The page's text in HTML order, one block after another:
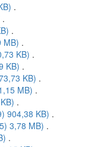
.
.
.
MB) .
KB) .
KB) .
KB) .
MB) .
.
904,38 KB) .
3,78 MB) .
.